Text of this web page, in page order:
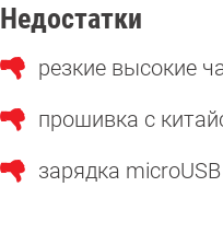
Недостатки
резкие высокие
прошивка с
зарядка microUSB